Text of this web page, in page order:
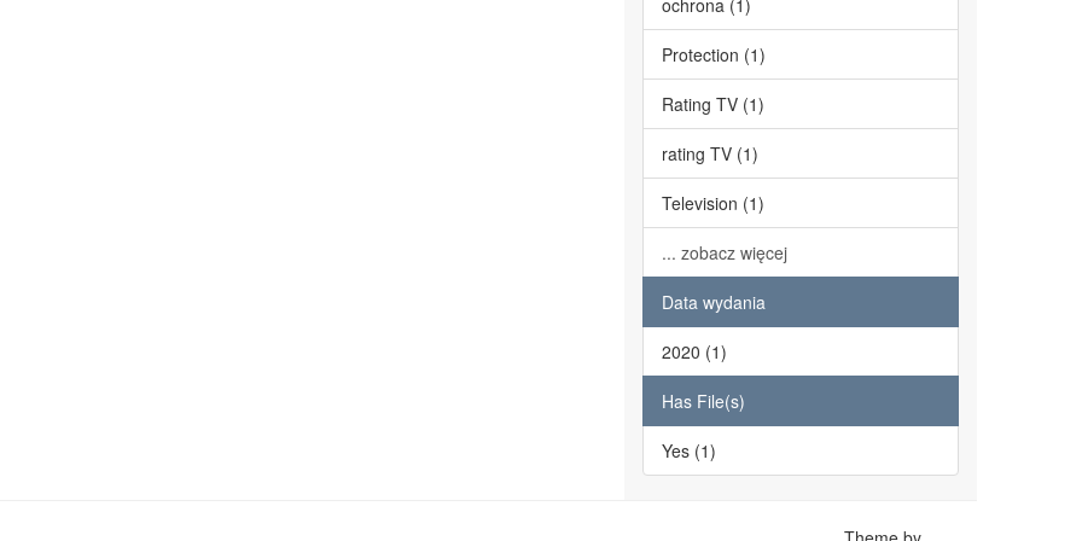
ochrona (1)
Protection (1)
Rating TV (1)
rating TV (1)
Television (1)
... zobacz więcej
Data wydania
2020 (1)
Has File(s)
Yes (1)